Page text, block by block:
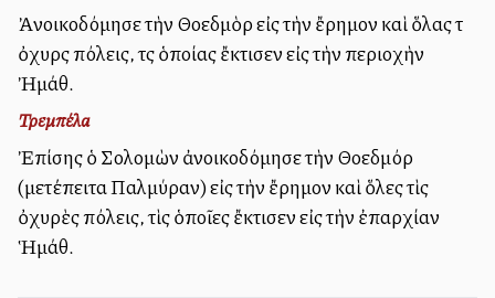
Ἀνοικοδόμησε τὴν Θοεδμὸρ εἰς τὴν ἔρημον καὶ ὅλας τὰ
ὀχυρὰς πόλεις, τὰς ὁποίας ἔκτισεν εἰς τὴν περιοχὴν
Ἠμάθ.
Τρεμπέλα
Ἐπίσης ὁ Σολομὼν ἀνοικοδόμησε τὴν Θοεδμόρ
(μετέπειτα Παλμύραν) εἰς τὴν ἔρημον καὶ ὅλες τὶς
ὀχυρὲς πόλεις, τὶς ὁποῖες ἔκτισεν εἰς τὴν ἐπαρχίαν
Ἡμάθ.